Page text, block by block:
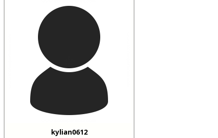
kylian0612